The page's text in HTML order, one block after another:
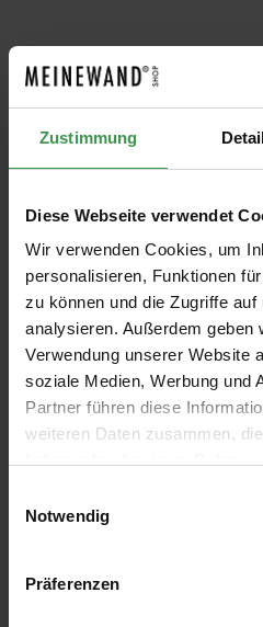
Zustimmung
Diese Webseite verwendet
Wir verwenden Cookies, um
personalisieren, Funktionen
zu können und die Zugriffe
analysieren. Außerdem geben
Verwendung unserer Website
soziale Medien, Werbung und
Partner führen diese
weiteren Daten zusammen,
Notwendig
Präferenzen
Carte Blanche
Latest & Greatest
Present
Prim & Proper
Straight &
The Purnon Papers
Afficher les
Papier peint Adelaide
5 Colors